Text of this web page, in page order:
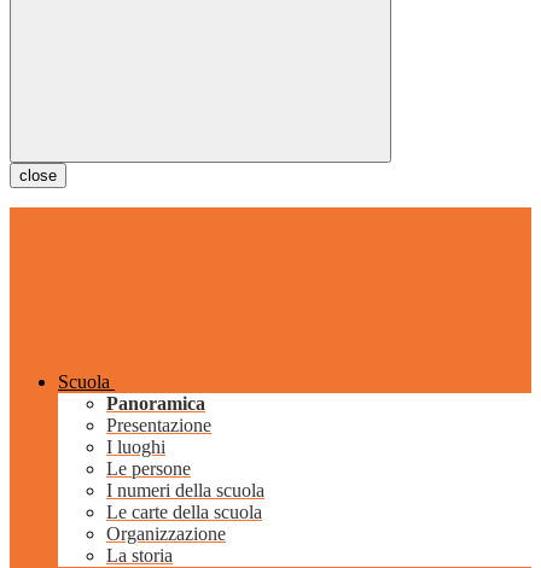
close
Scuola
Panoramica
Presentazione
I luoghi
Le persone
I numeri della scuola
Le carte della scuola
Organizzazione
La storia